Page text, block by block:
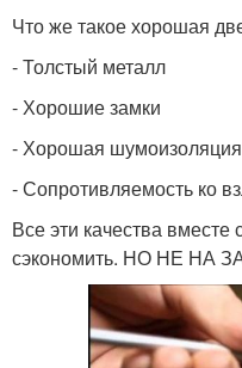
Что же такое хорошая
- Толстый металл
- Хорошие замки
- Хорошая шумоизоляция
- Сопротивляемость ко
Все эти качества
сэкономить. НО НЕ НА